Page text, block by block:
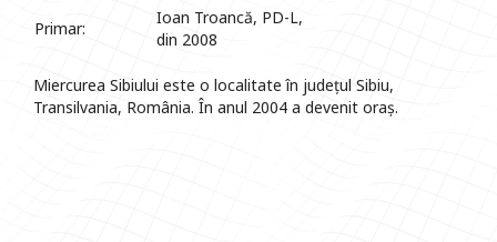
Primar:
Ioan Troancă, PD-L,
din 2008
Miercurea Sibiului este o localitate în județul Sibiu,
Transilvania, România. În anul 2004 a devenit oraș.